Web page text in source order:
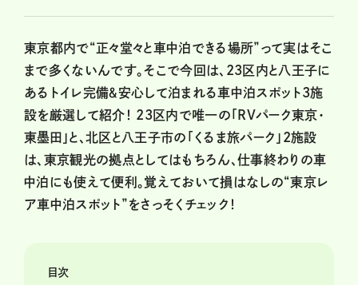
東京都内で“正々堂々と車中泊できる場所”って実はそこ
まで多くないんです。そこで今回は、23区内と八王子に
あるトイレ完備＆安心して泊まれる車中泊スポット3施
設を厳選して紹介！ 23区内で唯一の「RVパーク東京・
東墨田」と、北区と八王子市の「くるま旅パーク」2施設
は、東京観光の拠点としてはもちろん、仕事終わりの車
中泊にも使えて便利。覚えておいて損はなしの“東京レ
ア車中泊スポット”をさっそくチェック！
目次